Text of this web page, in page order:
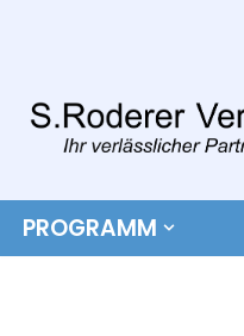
Inhalt
springen
PROGRAMM